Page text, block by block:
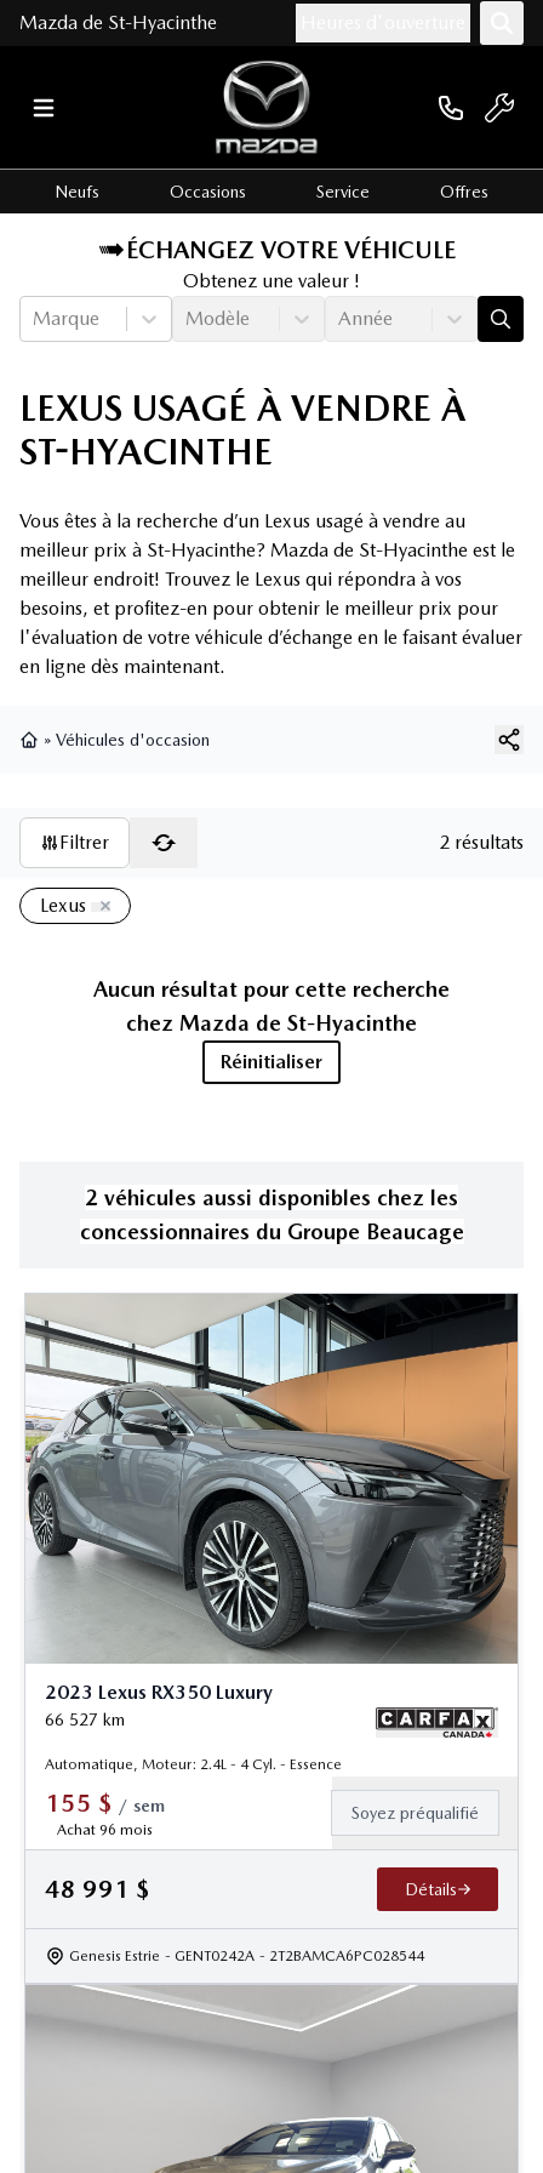
Mazda de St-Hyacinthe
Neufs Occasions Service Offres
ÉCHANGEZ VOTRE VÉHICULE
Obtenez une valeur !
Marque
Modèle Année
LEXUS USAGÉ À VENDRE À
ST-HYACINTHE
Vous êtes à la recherche d’un Lexus usagé à vendre au
meilleur prix à St-Hyacinthe? Mazda de St-Hyacinthe est le
meilleur endroit! Trouvez le Lexus qui répondra à vos
besoins, et profitez-en pour obtenir le meilleur prix pour
l'évaluation de votre véhicule d’échange en le faisant évaluer
en ligne dès maintenant.
» Véhicules d'occasion
Filtrer 2 résultats
Lexus
Aucun résultat pour cette recherche
chez Mazda de St-Hyacinthe
Réinitialiser
2 véhicules aussi disponibles chez les
concessionnaires du Groupe Beaucage
2023 Lexus RX350 Luxury
66 527 km
Automatique, Moteur: 2.4L - 4 Cyl. - Essence
155 $ / sem
Achat 96 mois
Soyez préqualifié
48 991 $ Détails
Genesis Estrie - GENT0242A - 2T2BAMCA6PC028544